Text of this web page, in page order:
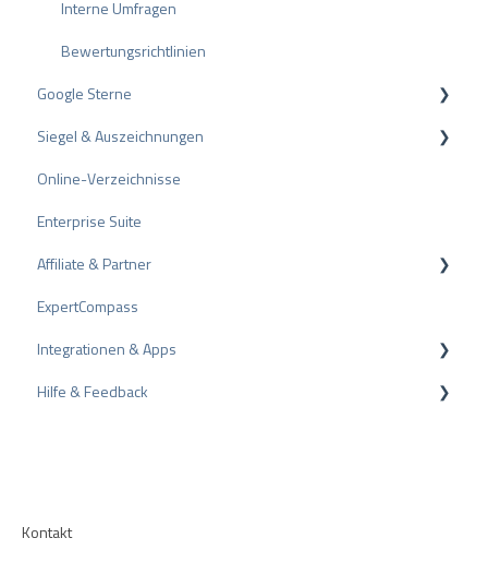
Interne Umfragen
Bewertungsrichtlinien
Google Sterne
Rich Snippet
Siegel & Auszeichnungen
PRO Seal
Bewertungssiegel
Auszeichnungen
Online-Verzeichnisse
Enterprise Suite
Affiliate & Partner
Partnerprogramm
Empfehlung
ExpertCompass
Integrationen & Apps
CMS-Plugins
Hilfe & Feedback
Kontakt